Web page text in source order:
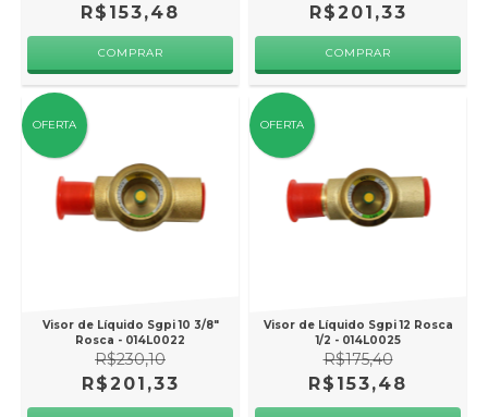
R$153,48 R$201,33
OFERTA
Visor de Líquido Sgpi 10 3/8"
Rosca - 014L0022
R$230,10
R$201,33
OFERTA
Visor de Líquido Sgpi 12 Rosca
1/2 - 014L0025
R$175,40
R$153,48